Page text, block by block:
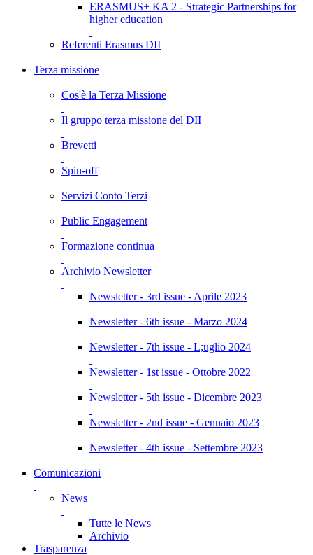
ERASMUS+ KA 2 - Strategic Partnerships for
higher education
Referenti Erasmus DII
Terza missione
Cos'è la Terza Missione
Il gruppo terza missione del DII
Brevetti
Spin-off
Servizi Conto Terzi
Public Engagement
Formazione continua
Archivio Newsletter
Newsletter - 3rd issue - Aprile 2023
Newsletter - 6th issue - Marzo 2024
Newsletter - 7th issue - L;uglio 2024
Newsletter - 1st issue - Ottobre 2022
Newsletter - 5th issue - Dicembre 2023
Newsletter - 2nd issue - Gennaio 2023
Newsletter - 4th issue - Settembre 2023
Comunicazioni
News
Tutte le News
Archivio
Trasparenza